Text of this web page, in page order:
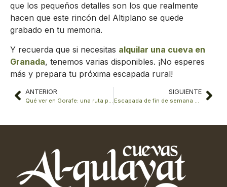
que los pequeños detalles son los que realmente
hacen que este rincón del Altiplano se quede
grabado en tu memoria.
Y recuerda que si necesitas alquilar una cueva en
Granada, tenemos varias disponibles. ¡No esperes
más y prepara tu próxima escapada rural!
ANTERIOR
Qué ver en Gorafe: una ruta por sus dólmenes y paisajes únicos
SIGUIENTE
Escapada de fin de semana en Granada: naturaleza, cuevas y silencio